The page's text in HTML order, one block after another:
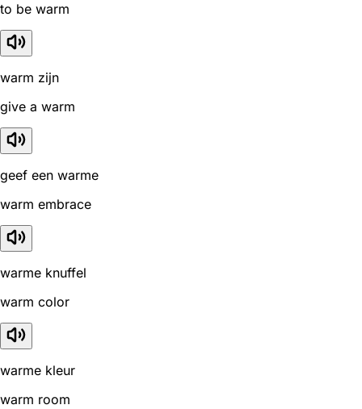
to be warm
warm zijn
give a warm
geef een warme
warm embrace
warme knuffel
warm color
warme kleur
warm room